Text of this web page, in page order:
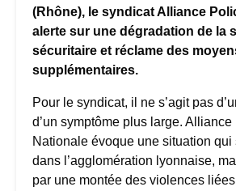
(Rhône), le syndicat Alliance
alerte sur une dégradation de la
sécuritaire et réclame des
supplémentaires.
Pour le syndicat, il ne s’agit pas
d’un symptôme plus large.
Nationale évoque une situation qui
dans l’agglomération lyonnaise,
par une montée des violences